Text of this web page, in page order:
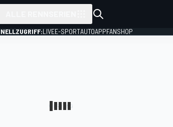
LIVEE-SPORTAUTOAPPFANSHOP